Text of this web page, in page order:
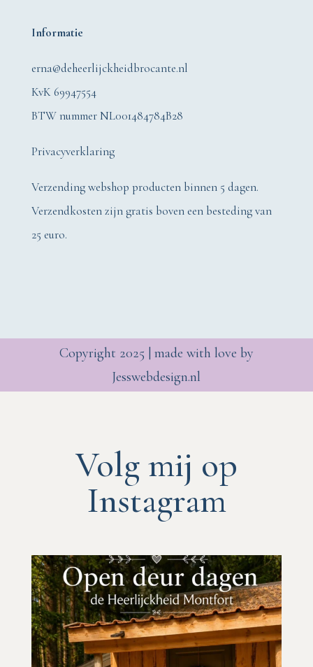
Informatie
erna@deheerlijckheidbrocante.nl
KvK 69947554
BTW nummer NL001484784B28
Privacyverklaring
Verzending webshop producten binnen 5 dagen.
Verzendkosten zijn gratis boven een besteding van
25 euro.
Copyright 2025 | made with love by
Jesswebdesign.nl
Volg mij op
Instagram